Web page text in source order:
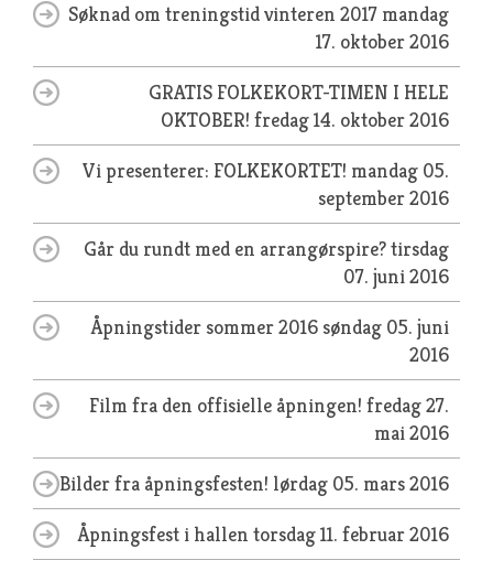
Søknad om treningstid vinteren 2017 mandag
17. oktober 2016
GRATIS FOLKEKORT-TIMEN I HELE
OKTOBER! fredag 14. oktober 2016
Vi presenterer: FOLKEKORTET! mandag 05.
september 2016
Går du rundt med en arrangørspire?tirsdag
07. juni 2016
Åpningstider sommer 2016søndag 05. juni
2016
Film fra den offisielle åpningen! fredag 27.
mai 2016
Bilder fra åpningsfesten! lørdag 05. mars 2016
Åpningsfest i hallen torsdag 11. februar 2016